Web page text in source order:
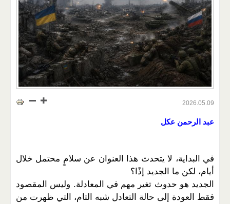
2026.05.09
عبد الرحمن عكل
في البداية، لا يتحدث هذا العنوان عن سلامٍ محتمل خلال
أيام، لكن ما الجديد إذًا؟
الجديد هو حدوث تغير مهم في المعادلة. وليس المقصود
فقط العودة إلى حالة التعادل شبه التام، التي ظهرت من